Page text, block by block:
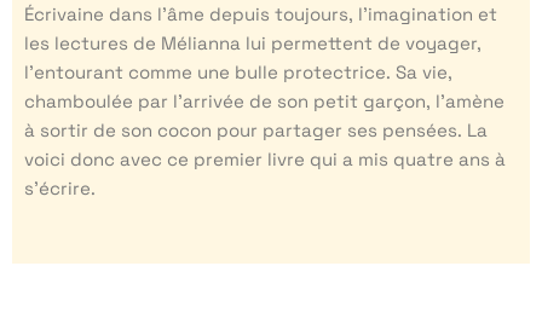
Écrivaine dans l’âme depuis toujours, l’imagination et
les lectures de Mélianna lui permettent de voyager,
l’entourant comme une bulle protectrice. Sa vie,
chamboulée par l’arrivée de son petit garçon, l’amène
à sortir de son cocon pour partager ses pensées. La
voici donc avec ce premier livre qui a mis quatre ans à
s’écrire.